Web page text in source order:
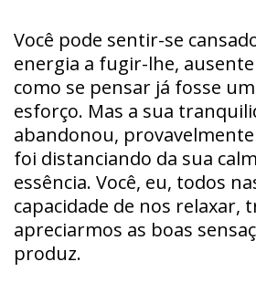
Você pode sentir-se
energia a fugir-lhe,
como se pensar já fosse
esforço. Mas a sua
abandonou, provavelmente
foi distanciando da sua
essência. Você, eu, todos
capacidade de nos relaxar,
apreciarmos as boas
produz.